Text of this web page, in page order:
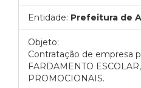
Entidade: Prefeitura de
Objeto:
Contratação de empresa
FARDAMENTO
PROMOCIONAIS.